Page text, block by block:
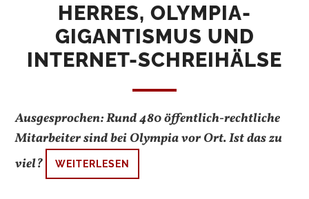
HERRES, OLYMPIA-
GIGANTISMUS UND
INTERNET-SCHREIHÄLSE
Ausgesprochen: Rund 480 öffentlich-rechtliche
Mitarbeiter sind bei Olympia vor Ort. Ist das zu
viel?
WEITERLESEN